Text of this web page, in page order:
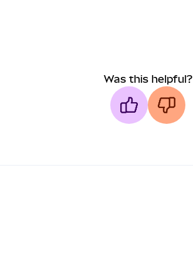
Was this helpful?